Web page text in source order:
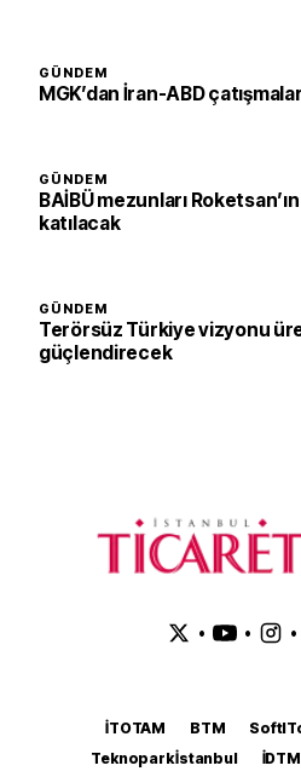
GÜNDEM
MGK’dan İran-ABD
GÜNDEM
BAİBÜ mezunları
katılacak
GÜNDEM
Terörsüz Türkiye vizyonu
güçlendirecek
• • •
İTOTAM BTM
Teknopark İstanbul